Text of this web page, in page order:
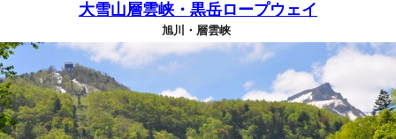
大雪山層雲峡・黒岳ロープウェイ
旭川・層雲峡